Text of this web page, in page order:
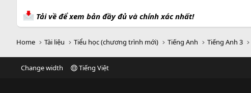
Tải về để xem bản đầy đủ và chính xác nhất!
Home Tài liệu Tiểu học (chương trình mới) Tiếng Anh Tiếng Anh 3
Change width Tiếng Việt